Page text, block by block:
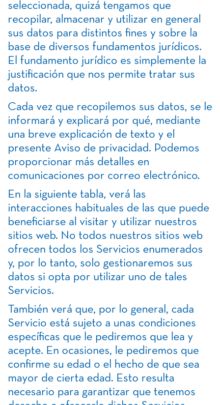
seleccionada, quizá tengamos que
recopilar, almacenar y utilizar en general
sus datos para distintos fines y sobre la
base de diversos fundamentos jurídicos.
El fundamento jurídico es simplemente la
justificación que nos permite tratar sus
datos.
Cada vez que recopilemos sus datos, se le
informará y explicará por qué, mediante
una breve explicación de texto y el
presente Aviso de privacidad. Podemos
proporcionar más detalles en
comunicaciones por correo electrónico.
En la siguiente tabla, verá las
interacciones habituales de las que puede
beneficiarse al visitar y utilizar nuestros
sitios web. No todos nuestros sitios web
ofrecen todos los Servicios enumerados
y, por lo tanto, solo gestionaremos sus
datos si opta por utilizar uno de tales
Servicios.
También verá que, por lo general, cada
Servicio está sujeto a unas condiciones
específicas que le pediremos que lea y
acepte. En ocasiones, le pediremos que
confirme su edad o el hecho de que sea
mayor de cierta edad. Esto resulta
necesario para garantizar que tenemos